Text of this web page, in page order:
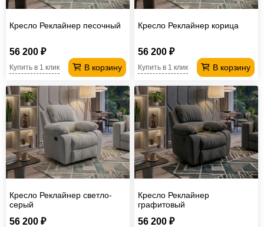
Кресло Реклайнер песочный
56 200 ₽
В корзину
Купить в 1 клик
Кресло Реклайнер корица
56 200 ₽
В корзину
Купить в 1 клик
Кресло Реклайнер светло-
серый
56 200 ₽
Кресло Реклайнер
графитовый
56 200 ₽